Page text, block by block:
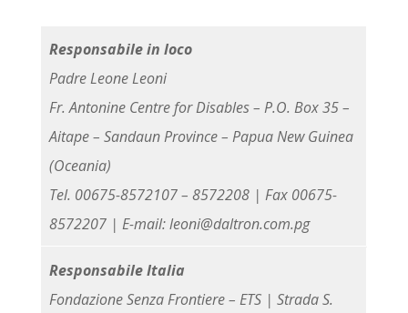
Responsabile in loco
Padre Leone Leoni
Fr. Antonine Centre for Disables – P.O. Box 35 –
Aitape – Sandaun Province – Papua New Guinea
(Oceania)
Tel. 00675-8572107 – 8572208 | Fax 00675-
8572207 | E-mail: leoni@daltron.com.pg
Responsabile Italia
Fondazione Senza Frontiere – ETS | Strada S.